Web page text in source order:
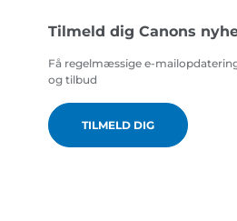
Tilmeld dig Canons
Få regelmæssige e-
og tilbud
TILMELD DIG